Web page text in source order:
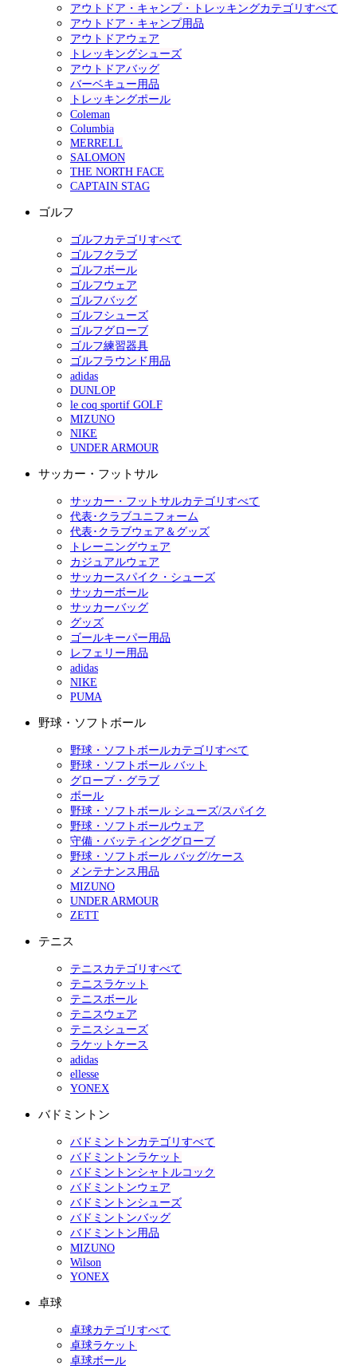
アウトドア・キャンプ・トレッキングカテゴリすべて
アウトドア・キャンプ用品
アウトドアウェア
トレッキングシューズ
アウトドアバッグ
バーベキュー用品
トレッキングポール
Coleman
Columbia
MERRELL
SALOMON
THE NORTH FACE
CAPTAIN STAG
ゴルフ
ゴルフカテゴリすべて
ゴルフクラブ
ゴルフボール
ゴルフウェア
ゴルフバッグ
ゴルフシューズ
ゴルフグローブ
ゴルフ練習器具
ゴルフラウンド用品
adidas
DUNLOP
le coq sportif GOLF
MIZUNO
NIKE
UNDER ARMOUR
サッカー・フットサル
サッカー・フットサルカテゴリすべて
代表･クラブユニフォーム
代表･クラブウェア＆グッズ
トレーニングウェア
カジュアルウェア
サッカースパイク・シューズ
サッカーボール
サッカーバッグ
グッズ
ゴールキーパー用品
レフェリー用品
adidas
NIKE
PUMA
野球・ソフトボール
野球・ソフトボールカテゴリすべて
野球・ソフトボール バット
グローブ・グラブ
ボール
野球・ソフトボール シューズ/スパイク
野球・ソフトボールウェア
守備・バッティンググローブ
野球・ソフトボール バッグ/ケース
メンテナンス用品
MIZUNO
UNDER ARMOUR
ZETT
テニス
テニスカテゴリすべて
テニスラケット
テニスボール
テニスウェア
テニスシューズ
ラケットケース
adidas
ellesse
YONEX
バドミントン
バドミントンカテゴリすべて
バドミントンラケット
バドミントンシャトルコック
バドミントンウェア
バドミントンシューズ
バドミントンバッグ
バドミントン用品
MIZUNO
Wilson
YONEX
卓球
卓球カテゴリすべて
卓球ラケット
卓球ボール